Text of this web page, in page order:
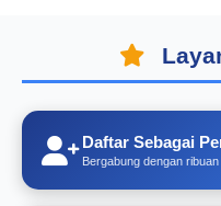
Daftar Sebagai
Bergabung dengan